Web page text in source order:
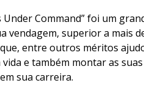
Command” foi um
vendagem, superior a mais
entre outros méritos
e também montar as
sua carreira.